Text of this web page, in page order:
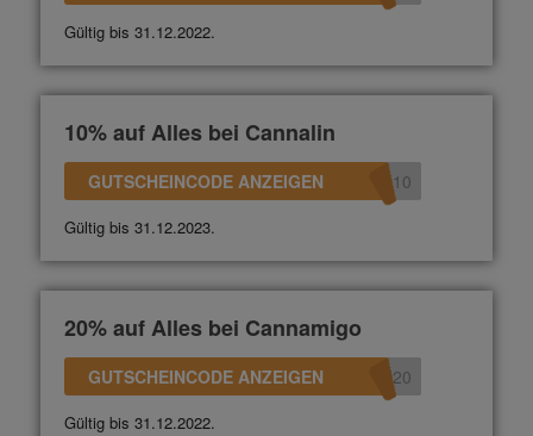
Gültig bis 31.12.2022.
10% auf Alles bei Cannalin
GUTSCHEINCODE ANZEIGEN n10
Gültig bis 31.12.2023.
20% auf Alles bei Cannamigo
GUTSCHEINCODE ANZEIGEN N20
Gültig bis 31.12.2022.